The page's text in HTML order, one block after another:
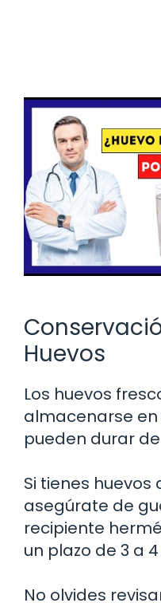
Huevos
Los huevos
almacenarse
pueden durar
Si tienes
asegúrate de
recipiente
un plazo de 3 a
No olvides